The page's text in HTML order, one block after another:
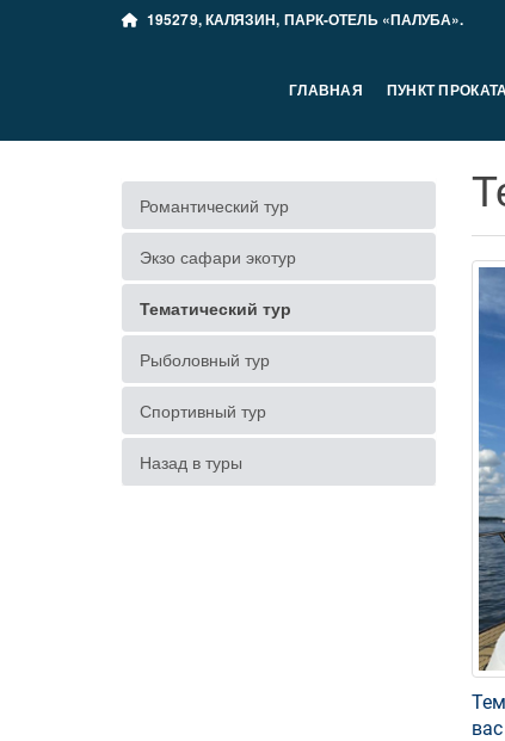
195279, КАЛЯЗИН, ПАРК-ОТЕЛЬ «ПАЛУБА».
ГЛАВНАЯ ПУНКТ
Романтический тур
Экзо сафари экотур
Тематический тур
Рыболовный тур
Спортивный тур
Назад в туры